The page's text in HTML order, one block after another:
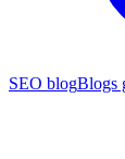
SEO blogBlogs